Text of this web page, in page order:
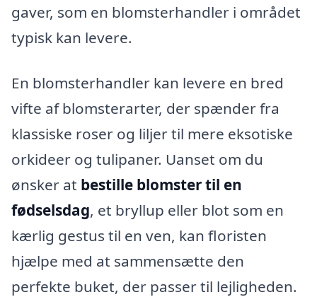
gaver, som en blomsterhandler i området
typisk kan levere.
En blomsterhandler kan levere en bred
vifte af blomsterarter, der spænder fra
klassiske roser og liljer til mere eksotiske
orkideer og tulipaner. Uanset om du
ønsker at bestille blomster til en
fødselsdag, et bryllup eller blot som en
kærlig gestus til en ven, kan floristen
hjælpe med at sammensætte den
perfekte buket, der passer til lejligheden.